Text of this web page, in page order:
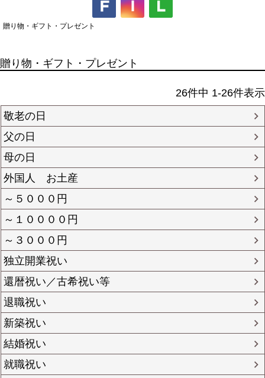
贈り物・ギフト・プレゼント
贈り物・ギフト・プレゼント
26件中 1-26件表示
敬老の日
父の日
母の日
外国人 お土産
～５０００円
～１００００円
～３０００円
独立開業祝い
還暦祝い／古希祝い等
退職祝い
新築祝い
結婚祝い
就職祝い